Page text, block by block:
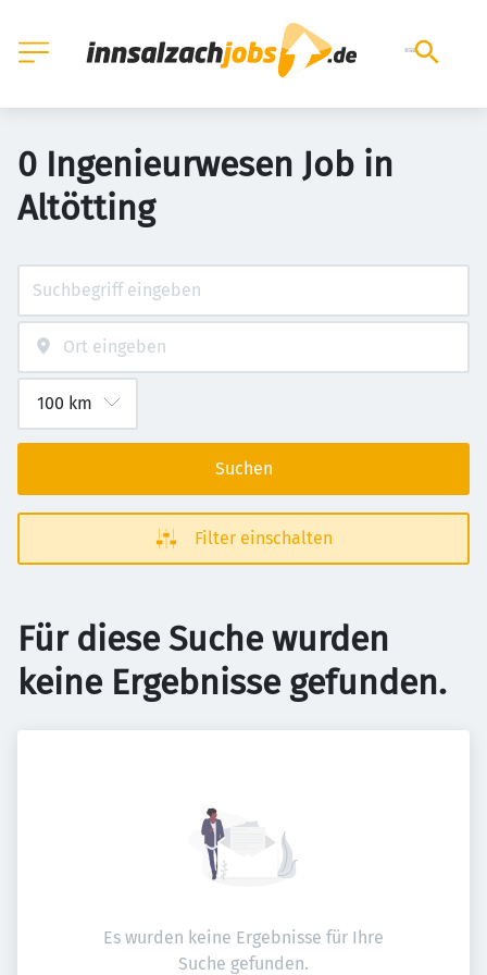
0 Ingenieurwesen Job in
Altötting
Suchen
Filter einschalten
Für diese Suche wurden
keine Ergebnisse gefunden.
Es wurden keine Ergebnisse für Ihre
Suche gefunden.